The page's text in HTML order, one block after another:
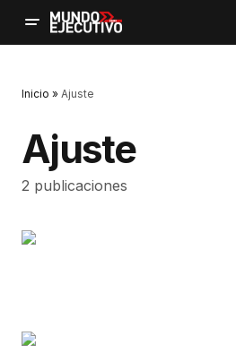
Inicio » Ajuste
Ajuste
2 publicaciones